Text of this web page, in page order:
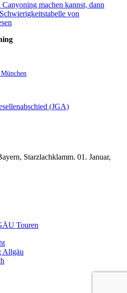
machen kannst, dann
von
(JGA)
Starzlachklamm. 01. Januar,
Touren
Allgäu